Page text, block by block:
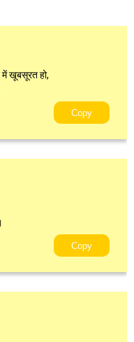
में खूबसूरत हो,
Copy
Copy